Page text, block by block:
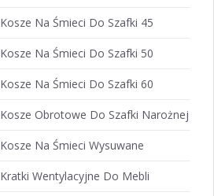
Kosze Na Śmieci Do Szafki 45
Kosze Na Śmieci Do Szafki 50
Kosze Na Śmieci Do Szafki 60
Kosze Obrotowe Do Szafki Narożnej
Kosze Na Śmieci Wysuwane
Kratki Wentylacyjne Do Mebli